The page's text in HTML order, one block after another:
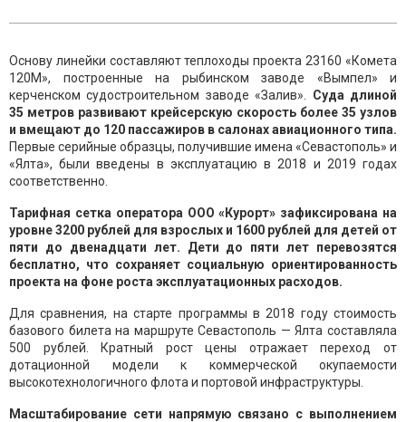
Основу линейки составляют теплоходы проекта 23160 «Комета
120М», построенные на рыбинском заводе «Вымпел» и
керченском судостроительном заводе «Залив». Суда длиной
35 метров развивают крейсерскую скорость более 35 узлов
и вмещают до 120 пассажиров в салонах авиационного типа.
Первые серийные образцы, получившие имена «Севастополь» и
«Ялта», были введены в эксплуатацию в 2018 и 2019 годах
соответственно.
Тарифная сетка оператора ООО «Курорт» зафиксирована на
уровне 3200 рублей для взрослых и 1600 рублей для детей от
пяти до двенадцати лет. Дети до пяти лет перевозятся
бесплатно, что сохраняет социальную ориентированность
проекта на фоне роста эксплуатационных расходов.
Для сравнения, на старте программы в 2018 году стоимость
базового билета на маршруте Севастополь — Ялта составляла
500 рублей. Кратный рост цены отражает переход от
дотационной модели к коммерческой окупаемости
высокотехнологичного флота и портовой инфраструктуры.
Масштабирование сети напрямую связано с выполнением